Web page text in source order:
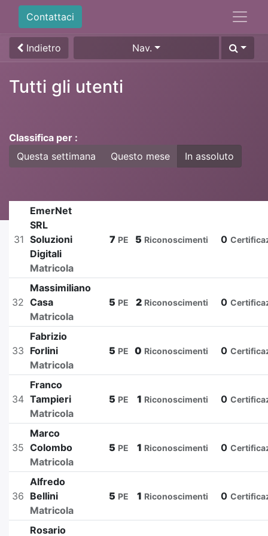
Contattaci
Indietro Nav.
Tutti gli utenti
Classifica per :
Questa settimana
Questo mese In assoluto
31
EmerNet
SRL
Soluzioni
Digitali
Matricola
7 PE 5 Riconoscimenti 0
32
Massimiliano
Casa
Matricola
5 PE 2 Riconoscimenti 0
33
Fabrizio
Forlini
Matricola
5 PE 0 Riconoscimenti 0
34
Franco
Tampieri
Matricola
5 PE 1 Riconoscimenti 0
35
Marco
Colombo
Matricola
5 PE 1 Riconoscimenti 0
36
Alfredo
Bellini
Matricola
5 PE 1 Riconoscimenti 0
Rosario